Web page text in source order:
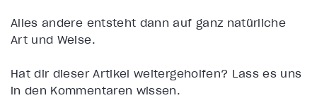
Alles andere entsteht dann auf ganz natürliche
Art und Weise.
Hat dir dieser Artikel weitergeholfen? Lass es uns
in den Kommentaren wissen.